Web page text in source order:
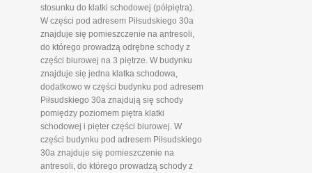
stosunku do klatki schodowej (półpiętra).
W części pod adresem Piłsudskiego 30a
znajduje się pomieszczenie na antresoli,
do którego prowadzą odrębne schody z
części biurowej na 3 piętrze. W budynku
znajduje się jedna klatka schodowa,
dodatkowo w części budynku pod adresem
Piłsudskiego 30a znajdują się schody
pomiędzy poziomem piętra klatki
schodowej i pięter części biurowej. W
części budynku pod adresem Piłsudskiego
30a znajduje się pomieszczenie na
antresoli, do którego prowadzą schody z